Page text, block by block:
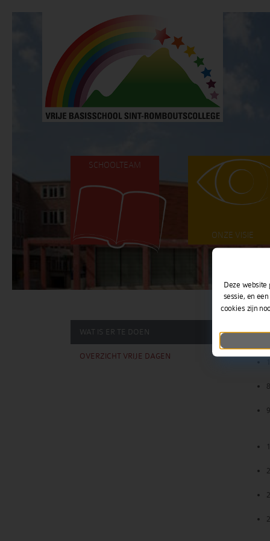
SCHOOLTEAM
ONZE VISIE
WAT IS ER TE DOEN
OVERZICHT VRIJE DAGEN
Deze website
sessie, en
cookies zijn